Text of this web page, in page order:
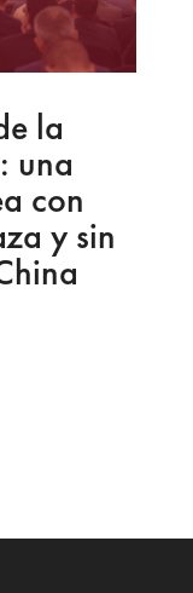
la
una
con
y sin